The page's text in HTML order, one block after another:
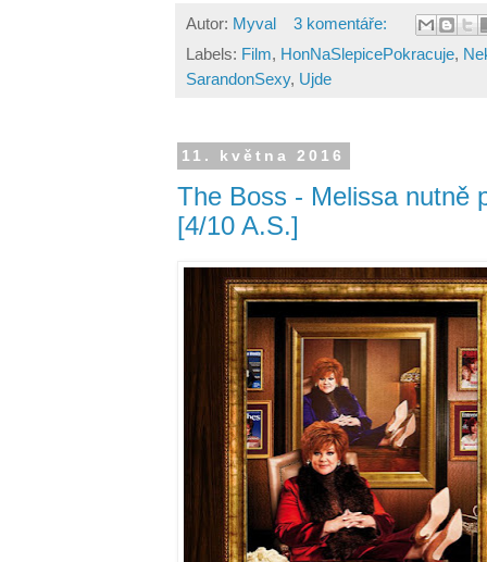
Autor: Myval
3 komentáře:
Labels: Film, HonNaSlepicePokracuje,
SarandonSexy, Ujde
11. května 2016
The Boss - Melissa nutně
[4/10 A.S.]